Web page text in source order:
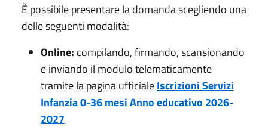
È possibile presentare la domanda scegliendo una
delle seguenti modalità:
Online: compilando, firmando, scansionando
e inviando il modulo telematicamente
tramite la pagina ufficialeIscrizioni Servizi
Infanzia 0-36 mesi Anno educativo 2026-
2027